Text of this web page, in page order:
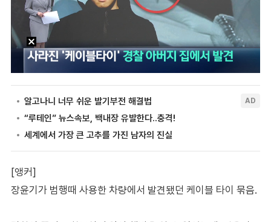
[앵커]
장윤기가 범행때 사용한 차량에서 발견됐던 케이블 타이 묶음.